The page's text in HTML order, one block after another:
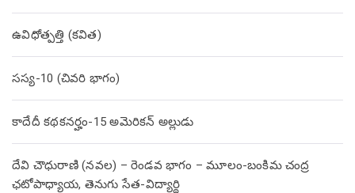
ఉవిధోత్పత్తి (కవిత)
సస్య-10 (చివరి భాగం)
కాదేదీ కథకనర్హం-15 అమెరికన్ అల్లుడు
దేవి చౌధురాణి (నవల) – రెండవ భాగం – మూలం-బంకిమ చంద్ర
ఛటోపాధ్యాయ, తెనుగు సేత-విద్యార్థి